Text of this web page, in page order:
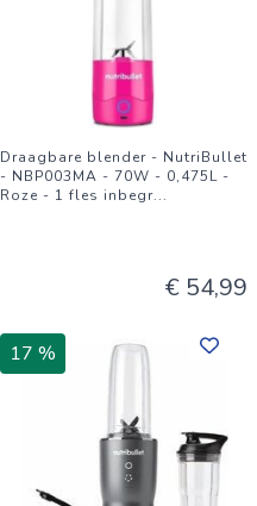
Draagbare blender - NutriBullet
- NBP003MA - 70W - 0,475L -
Roze - 1 fles inbegr...
€ 54,99
17 %